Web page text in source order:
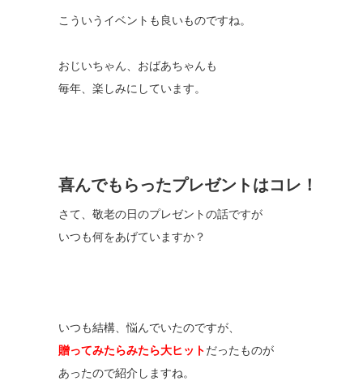
こういうイベントも良いものですね。
おじいちゃん、おばあちゃんも
毎年、楽しみにしています。
喜んでもらったプレゼントはコレ！
さて、敬老の日のプレゼントの話ですが
いつも何をあげていますか？
いつも結構、悩んでいたのですが、
贈ってみたらみたら大ヒットだったものが
あったので紹介しますね。